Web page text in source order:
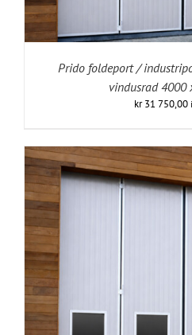
Prido foldeport /
vindusrad 4000
kr31 750,00